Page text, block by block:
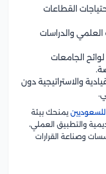
القطاعات
العلمي والدراسات
الجامعات
والاستراتيجية دون
يمنحك بيئة
والتطبيق العملي،
وصناعة القرارات